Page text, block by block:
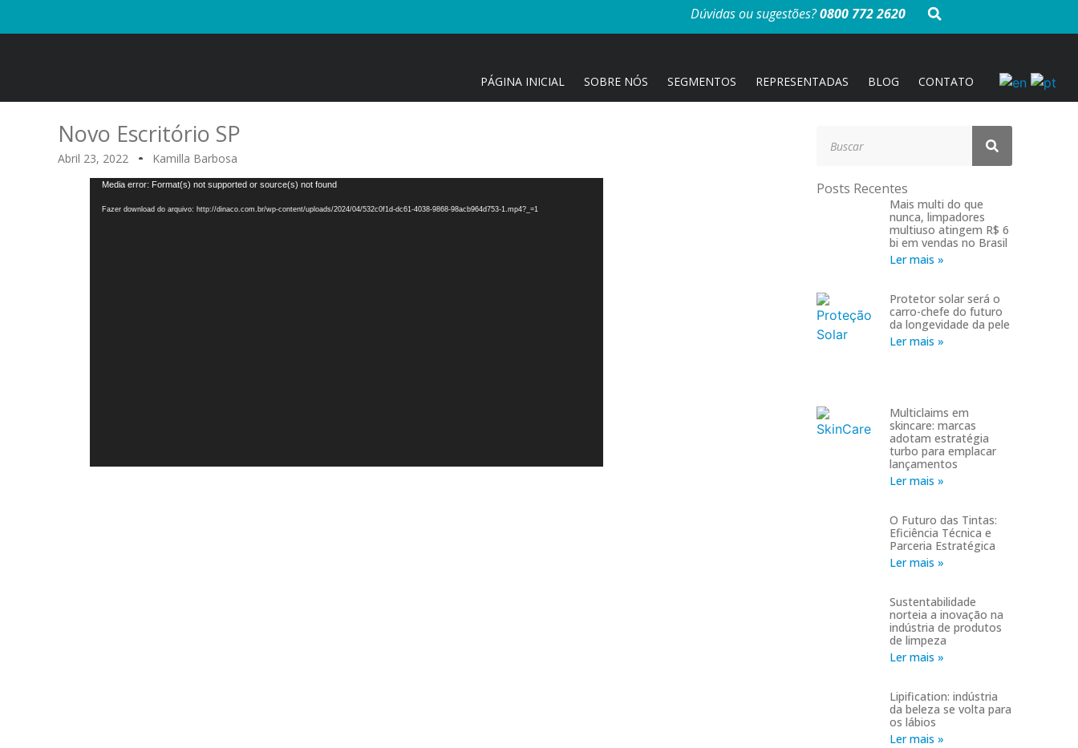
Dúvidas ou sugestões?0800 772 2620
PÁGINA INICIAL SOBRE NÓS SEGMENTOS REPRESENTADAS BLOG CONTATO
Novo Escritório SP
Abril 23, 2022
Kamilla Barbosa
Tocador
Media error: Format(s) not supported or source(s) not found
Fazer download do arquivo: http://dinaco.com.br/wp-content/uploads/2024/04/532c0f1d-dc61-4038-9868-98acb964d753-1.mp4?_=1
Posts Recentes
Mais multi do que
nunca, limpadores
multiuso atingem R$ 6
bi em vendas no Brasil
Ler mais »
Protetor solar será o
carro-chefe do futuro
da longevidade da pele
Ler mais »
Multiclaims em
skincare: marcas
adotam estratégia
turbo para emplacar
lançamentos
Ler mais »
O Futuro das Tintas:
Eficiência Técnica e
Parceria Estratégica
Ler mais »
Sustentabilidade
norteia a inovação na
indústria de produtos
de limpeza
Ler mais »
Lipification: indústria
da beleza se volta para
os lábios
Ler mais »